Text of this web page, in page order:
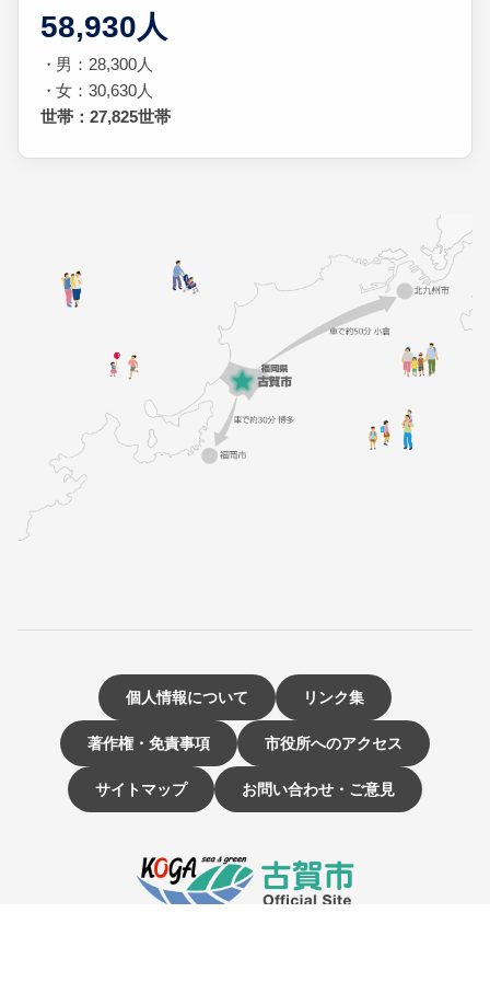
58,930人
男：28,300人
女：30,630人
世帯：27,825世帯
個人情報について リンク集
著作権・免責事項 市役所へのアクセス
サイトマップ お問い合わせ・ご意見